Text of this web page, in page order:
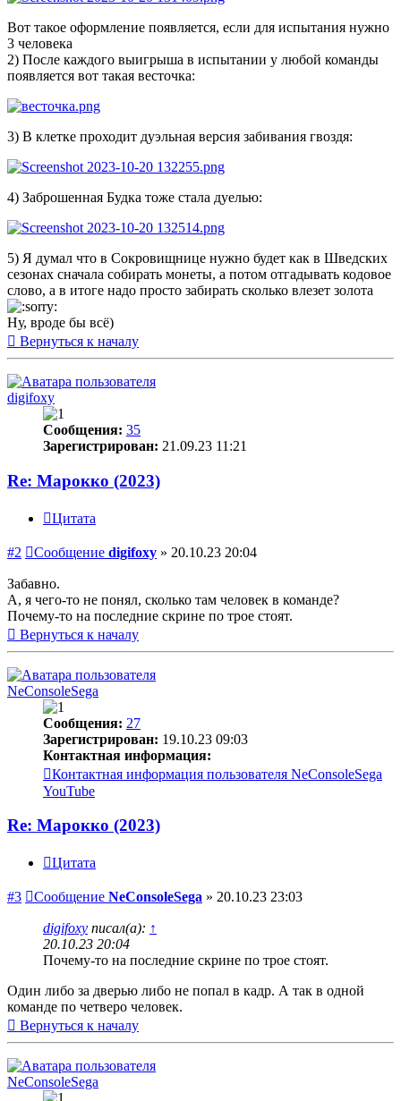
Вот такое оформление появляется, если для испытания нужно
3 человека
2) После каждого выигрыша в испытании у любой команды
появляется вот такая весточка:
3) В клетке проходит дуэльная версия забивания гвоздя:
4) Заброшенная Будка тоже стала дуелью:
5) Я думал что в Сокровищнице нужно будет как в Шведских
сезонах сначала собирать монеты, а потом отгадывать кодовое
слово, а в итоге надо просто забирать сколько влезет золота
Ну, вроде бы всё)
Вернуться к началу
digifoxy
Сообщения: 35
Зарегистрирован: 21.09.23 11:21
Re: Марокко (2023)
Цитата
#2 Сообщение digifoxy » 20.10.23 20:04
Забавно.
А, я чего-то не понял, сколько там человек в команде?
Почему-то на последние скрине по трое стоят.
Вернуться к началу
NeConsoleSega
Сообщения: 27
Зарегистрирован: 19.10.23 09:03
Контактная информация:
Контактная информация пользователя NeConsoleSega
YouTube
Re: Марокко (2023)
Цитата
#3 Сообщение NeConsoleSega » 20.10.23 23:03
digifoxy писал(а): ↑
20.10.23 20:04
Почему-то на последние скрине по трое стоят.
Один либо за дверью либо не попал в кадр. А так в одной
команде по четверо человек.
Вернуться к началу
NeConsoleSega